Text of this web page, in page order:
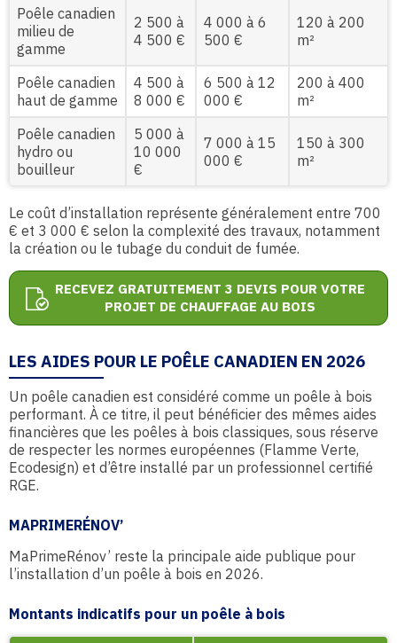
Poêle canadien
milieu de
gamme
2 500 à
4 500 €
4 000 à 6
500 €
120 à 200
m²
Poêle canadien
haut de gamme
4 500 à
8 000 €
6 500 à 12
000 €
200 à 400
m²
Poêle canadien
hydro ou
bouilleur
5 000 à
10 000
€
7 000 à 15
000 €
150 à 300
m²
Le coût d’installation représente généralement entre 700
€ et 3 000 € selon la complexité des travaux, notamment
la création ou le tubage du conduit de fumée.
RECEVEZ GRATUITEMENT 3 DEVIS POUR VOTRE
PROJET DE CHAUFFAGE AU BOIS
LES AIDES POUR LE POÊLE CANADIEN EN 2026
Un poêle canadien est considéré comme un poêle à bois
performant. À ce titre, il peut bénéficier des mêmes aides
financières que les poêles à bois classiques, sous réserve
de respecter les normes européennes (Flamme Verte,
Ecodesign) et d’être installé par un professionnel certifié
RGE.
MAPRIMERÉNOV’
MaPrimeRénov’ reste la principale aide publique pour
l’installation d’un poêle à bois en 2026.
Montants indicatifs pour un poêle à bois